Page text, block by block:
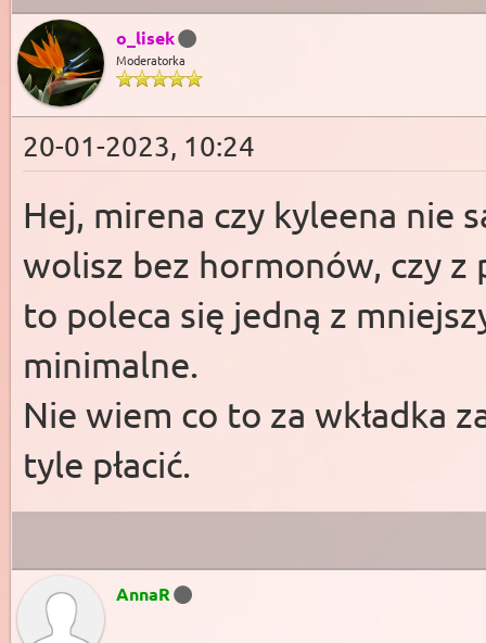
o_lisek
Moderatorka
20-01-2023, 10:24
Hej, mirena czy kyleena nie
wolisz bez hormonów, czy z
to poleca się jedną z
minimalne.
Nie wiem co to za wkładka
tyle płacić.
AnnaR